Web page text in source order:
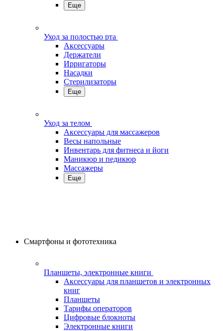
Еще
Уход за полостью рта
Аксессуары
Держатели
Ирригаторы
Насадки
Стерилизаторы
Еще
Уход за телом
Аксессуары для массажеров
Весы напольные
Инвентарь для фитнеса и йоги
Маникюр и педикюр
Массажеры
Еще
Смартфоны и фототехника
Планшеты, электронные книги
Аксессуары для планшетов и электронных
книг
Планшеты
Тарифы операторов
Цифровые блокноты
Электронные книги